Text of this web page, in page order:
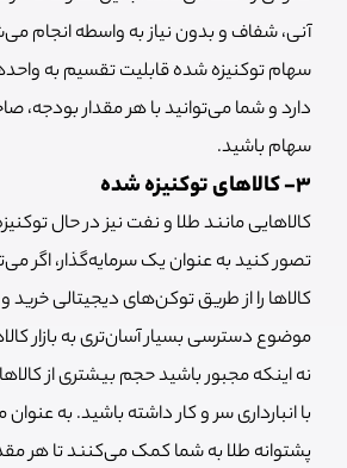
آنی، شفاف و بدون نیاز به واسطه انجام
سهام توکنیزه شده قابلیت تقسیم به
دارد و شما می‌توانید با هر مقدار بودجه،
سهام باشید.
3- کالاهای توکنیزه شده
کالاهایی مانند طلا و نفت نیز در حال
تصور کنید به عنوان یک سرمایه‌گذار، اگر
کالاها را از طریق توکن‌های دیجیتالی
موضوع دسترسی بسیار آسان‌تری به بازار
نه اینکه مجبور باشید حجم بیشتری از
با انبارداری سر و کار داشته باشید. به
پشتوانه طلا به شما کمک می‌کنند تا هر